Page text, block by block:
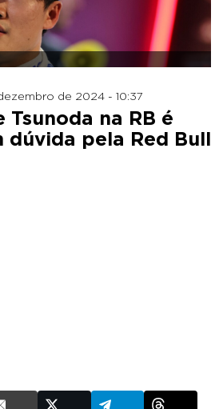
de 2024 - 10:37
Tsunoda na RB é
pela Red Bull